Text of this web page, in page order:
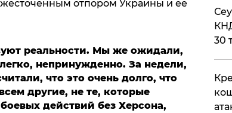
отпором Украины и ее
реальности. Мы же ожидали,
непринужденно. За недели,
что это очень долго, что
другие, не те, которые
действий без Херсона,
30